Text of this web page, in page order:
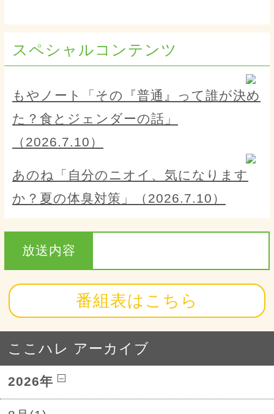
スペシャルコンテンツ
もやノート「その『普通』って誰が決め
た？食とジェンダーの話」
（2026.7.10）
あのね「自分のニオイ、気になります
か？夏の体臭対策」（2026.7.10）
放送内容
番組表はこちら
ここハレ アーカイブ
2026年